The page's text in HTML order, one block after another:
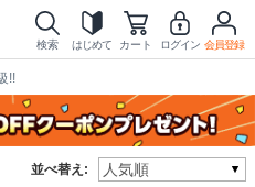
検索 はじめて カート ログイン 会員登録
!!
並べ替え: